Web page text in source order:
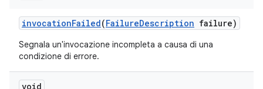
invocationFailed(FailureDescription failure)
Segnala un'invocazione incompleta a causa di una
condizione di errore.
void